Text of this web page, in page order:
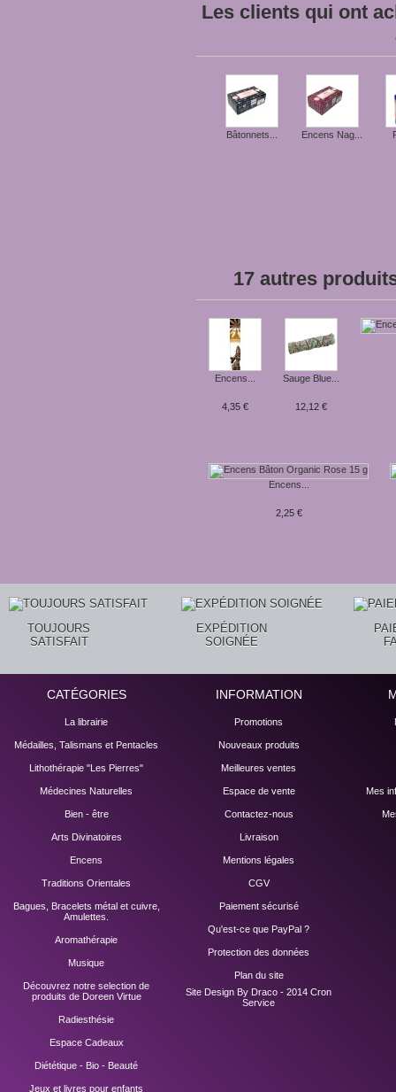
Les clients qui ont
Bâtonnets... Encens Nag...
17 autres
Encens...
4,35 €
Sauge Blue...
12,12 €
Encens...
2,25 €
TOUJOURS
SATISFAIT
EXPÉDITION
SOIGNÉE
CATÉGORIES
La librairie
Médailles, Talismans et Pentacles
Lithothérapie "Les Pierres"
Médecines Naturelles
Bien - être
Arts Divinatoires
Encens
Traditions Orientales
Bagues, Bracelets métal et cuivre,
Amulettes.
Aromathérapie
Musique
Découvrez notre selection de
produits de Doreen Virtue
Radiesthésie
Espace Cadeaux
Diététique - Bio - Beauté
Jeux et livres pour enfants
INFORMATION
Promotions
Nouveaux produits
Meilleures ventes
Espace de vente
Contactez-nous
Livraison
Mentions légales
CGV
Paiement sécurisé
Qu'est-ce que PayPal ?
Protection des données
Plan du site
Site Design By Draco - 2014 Cron
Service
Mes